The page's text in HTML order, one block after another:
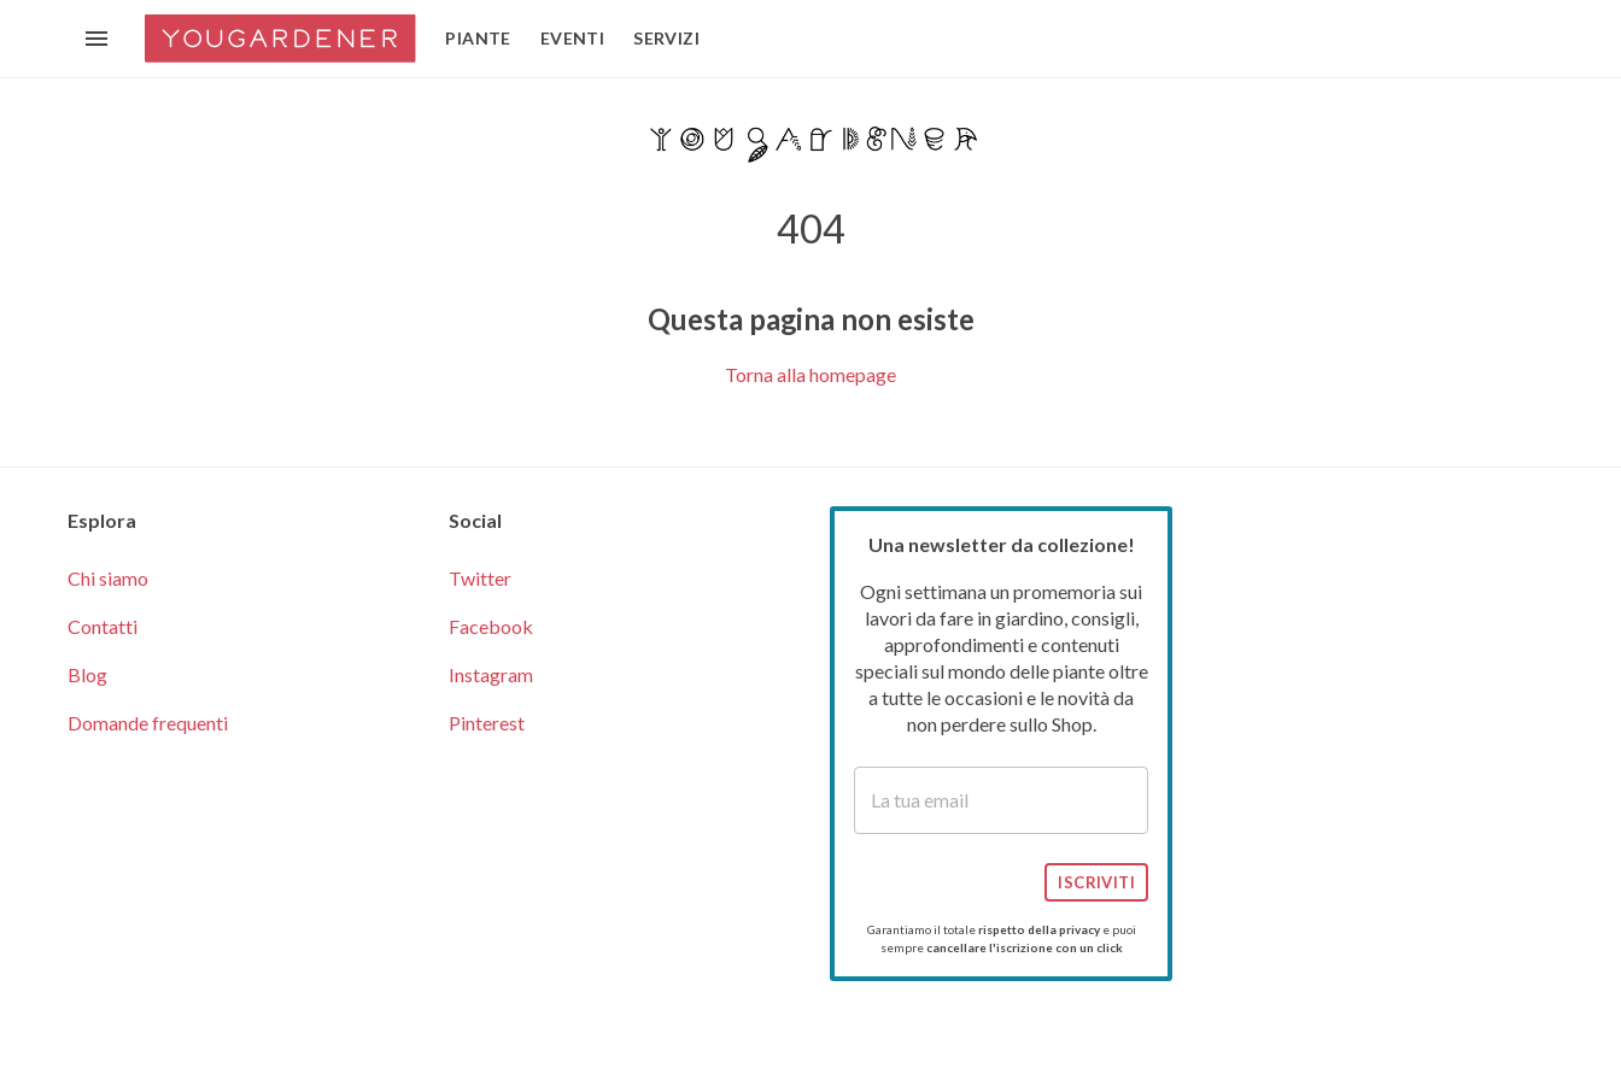
PIANTE EVENTI SERVIZI
404
Questa pagina non esiste
Torna alla homepage
Esplora
Chi siamo
Contatti
Blog
Domande frequenti
Social
Twitter
Facebook
Instagram
Pinterest
Una newsletter da collezione!
Ogni settimana un promemoria sui
lavori da fare in giardino, consigli,
approfondimenti e contenuti
speciali sul mondo delle piante oltre
a tutte le occasioni e le novità da
non perdere sullo Shop.
ISCRIVITI
Garantiamo il totalerispetto della privacye puoi
semprecancellare l'iscrizione con un click